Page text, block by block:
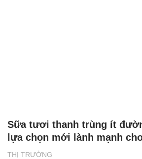
THỊ TRƯỜNG
Sữa tươi thanh trùng ít
lựa chọn mới lành mạnh